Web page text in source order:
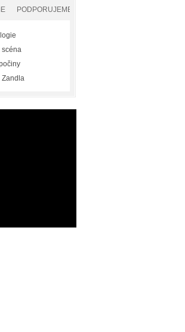
PODPORUJEME
scéna
Zandla